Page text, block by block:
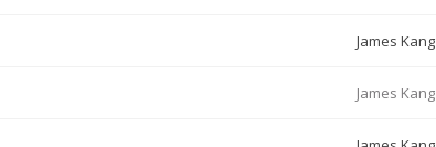
James Kang
James Kang